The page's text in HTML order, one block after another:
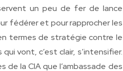
un peu de fer de lance
fédérer et pour rapprocher les
termes de stratégie contre le
vont, c’est clair, s’intensifier.
la CIA que l’ambassade des